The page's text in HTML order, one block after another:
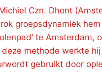
Czn. Dhont
groepsdynamiek
te
deze methode werkte
gebruikt door